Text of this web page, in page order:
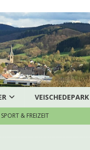
VEISCHEDEPARK
SPORT & FREIZEIT